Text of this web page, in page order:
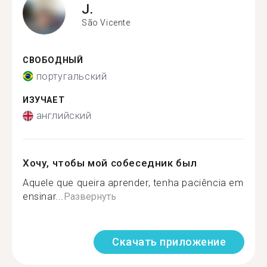
J.
São Vicente
СВОБОДНЫЙ
португальский
ИЗУЧАЕТ
английский
Хочу, чтобы мой собеседник был
Aquele que queira aprender, tenha paciência em
ensinar...Развернуть
Скачать приложение